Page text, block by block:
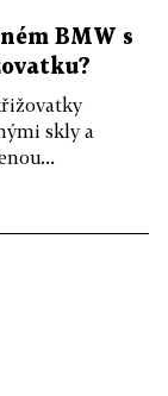
BMW s
skly a